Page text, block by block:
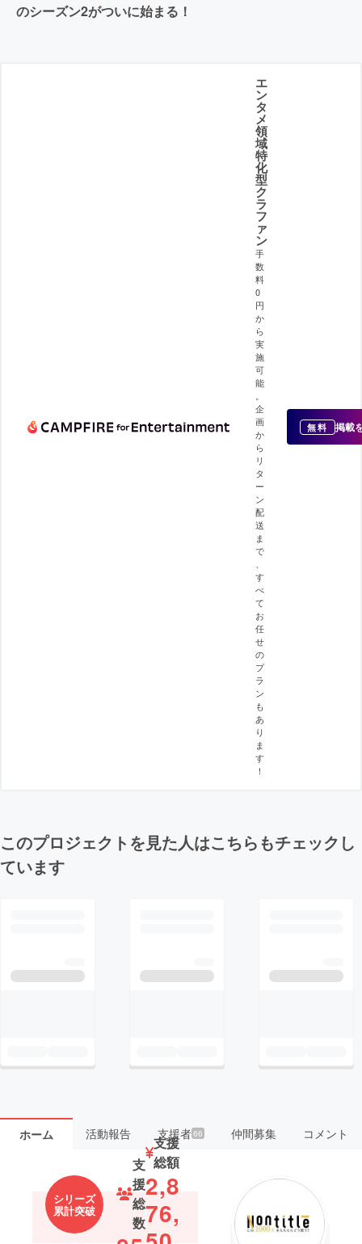
のシーズン2がついに始まる！
エ
ン
タ
メ
領
域
特
化
型
ク
ラ
フ
ァ
ン
手
数
料
0
円
か
ら
実
施
可
能
企
画
か
ら
リ
タ
ー
ン
配
送
ま
で
す
べ
て
お
任
せ
の
プ
ラ
ン
も
あ
り
ま
す
！
無料 掲載
このプロジェクトを見た人はこちらもチェックし
ています
ホーム 活動報告 支援者66 仲間募集 コメント
シリーズ
累計突破
支
援
総
数
支援
総額
2,8
76,